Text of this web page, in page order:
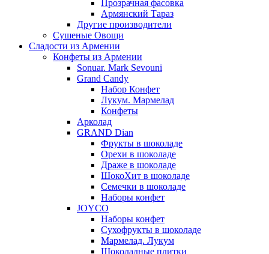
Прозрачная фасовка
Армянский Тараз
Другие производители
Сушеные Овощи
Сладости из Армении
Конфеты из Армении
Sonuar. Mark Sevouni
Grand Candy
Набор Конфет
Лукум. Мармелад
Конфеты
Арколад
GRAND Dian
Фрукты в шоколаде
Орехи в шоколаде
Драже в шоколаде
ШокоХит в шоколаде
Семечки в шоколаде
Наборы конфет
JOYCO
Наборы конфет
Сухофрукты в шоколаде
Мармелад. Лукум
Шоколадные плитки